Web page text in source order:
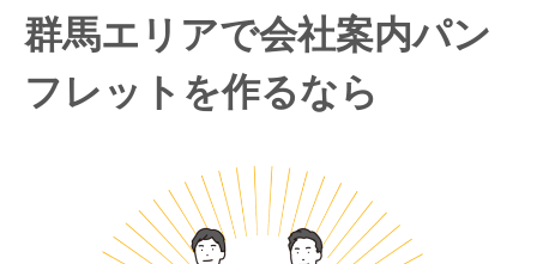
群馬エリアで会社案内パン
フレットを作るなら